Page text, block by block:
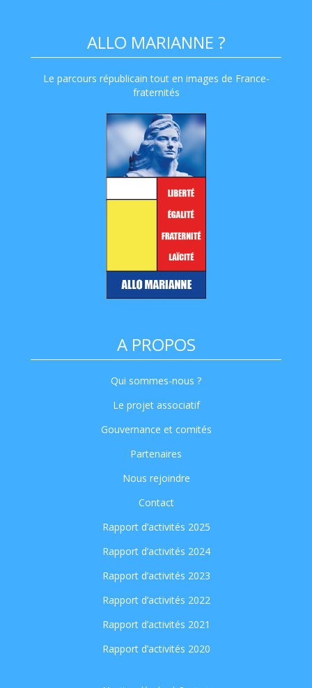
ALLO MARIANNE ?
Le parcours républicain tout en images de France-
fraternités
A PROPOS
Qui sommes-nous ?
Le projet associatif
Gouvernance et comités
Partenaires
Nous rejoindre
Contact
Rapport d’activités 2025
Rapport d’activités 2024
Rapport d’activités 2023
Rapport d’activités 2022
Rapport d’activités 2021
Rapport d’activités 2020